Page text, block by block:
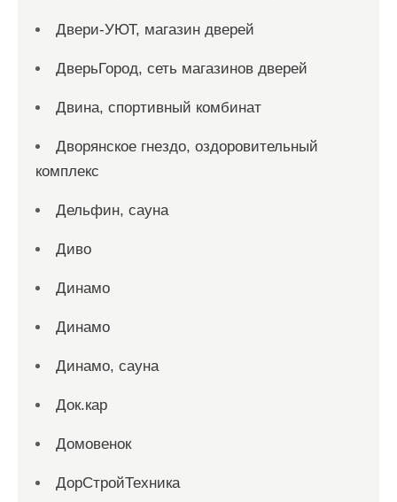
Двери-УЮТ, магазин дверей
ДверьГород, сеть магазинов дверей
Двина, спортивный комбинат
Дворянское гнездо, оздоровительный
комплекс
Дельфин, сауна
Диво
Динамо
Динамо
Динамо, сауна
Док.кар
Домовенок
ДорСтройТехника